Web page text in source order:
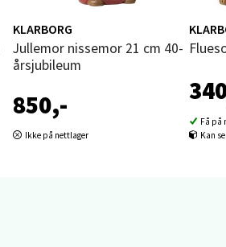
KLARBORG
Jullemor nissemor 21 cm 40-
årsjubileum
850,-
Ikke på nettlager
Få på
Kan
Mandal - Alti
Skarvøyveien 55,